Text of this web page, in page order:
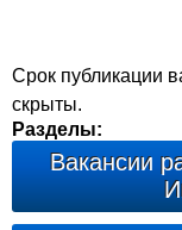
Срок публикации
скрыты.
Разделы:
Вакансии